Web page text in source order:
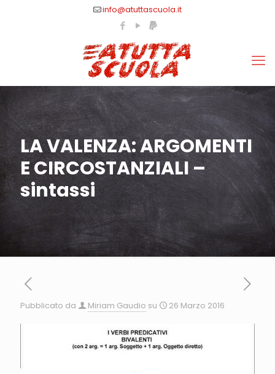
info@atuttascuola.it
LA VALENZA: ARGOMENTI
E CIRCOSTANZIALI –
sintassi
Pubblicato da Miriam Gaudio su 26 Marzo 2016